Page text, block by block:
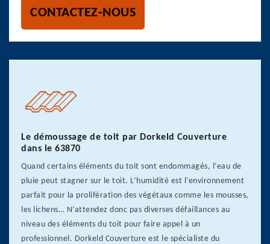
CONTACTEZ-NOUS
Le démoussage de toit par Dorkeld Couverture
dans le 63870
Quand certains éléments du toit sont endommagés, l’eau de
pluie peut stagner sur le toit. L’humidité est l’environnement
parfait pour la prolifération des végétaux comme les mousses,
les lichens… N’attendez donc pas diverses défaillances au
niveau des éléments du toit pour faire appel à un
professionnel. Dorkeld Couverture est le spécialiste du